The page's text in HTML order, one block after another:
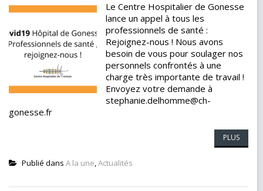
Le Centre Hospitalier de Gonesse
lance un appel à tous les
professionnels de santé :
Rejoignez-nous ! Nous avons
besoin de vous pour soulager nos
personnels confrontés à une
charge très importante de travail !
Envoyez votre demande à
stephanie.delhomme@ch-
gonesse.fr
PLUS
Publié dans A la une,Actualités